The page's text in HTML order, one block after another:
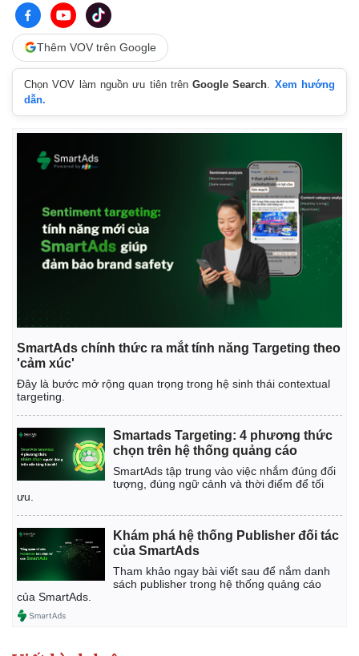
Bất động sản
Khởi nghiệp
Thị trường
Tiêu dùng
Giá cà phê
Thêm VOV trên Google
Chọn VOV làm nguồn ưu tiên trênGoogle Search
Xem hướng
dẫn.
SmartAds chính thức ra mắt tính năng Targeting theo
'cảm xúc'
Đây là bước mở rộng quan trọng trong hệ sinh thái contextual
targeting.
Smartads Targeting: 4 phương thức
chọn trên hệ thống quảng cáo
SmartAds tập trung vào việc nhắm đúng đối
tượng, đúng ngữ cảnh và thời điểm để tối
ưu.
Khám phá hệ thống Publisher đối tác
của SmartAds
Tham khảo ngay bài viết sau để nắm danh
sách publisher trong hệ thống quảng cáo
của SmartAds.